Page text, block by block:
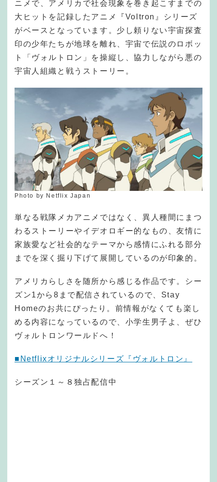
ニメで、アメリカで社会現象を巻き起こすまでの
大ヒットを記録したアニメ『Voltron』シリーズ
がベースとなっています。少し頼りない宇宙探査
印の少年たちが地球を離れ、宇宙で伝説のロボッ
ト「ヴォルトロン」を操縦し、協力しながら悪の
宇宙人組織と戦うストーリー。
Photo by Netflix Japan
単なる戦隊メカアニメではなく、異人種間にまつ
わるストーリーやイデオロギー的なもの、友情に
家族愛など社会的なテーマから感情にふれる部分
までを深く掘り下げて展開しているのが印象的。
アメリカらしさを随所から感じる作品です。シー
ズン1から8まで配信されているので、Stay
Homeのお共にぴったり。前情報がなくても楽し
める内容になっているので、小学生男子よ、ぜひ
ヴォルトロンワールドへ！
■Netflixオリジナルシリーズ『ヴォルトロン』
シーズン１～８独占配信中